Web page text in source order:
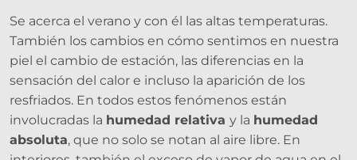
Se acerca el verano y con él las altas temperaturas.
También los cambios en cómo sentimos en nuestra
piel el cambio de estación, las diferencias en la
sensación del calor e incluso la aparición de los
resfriados. En todos estos fenómenos están
involucradas la humedad relativa y la humedad
absoluta, que no solo se notan al aire libre. En